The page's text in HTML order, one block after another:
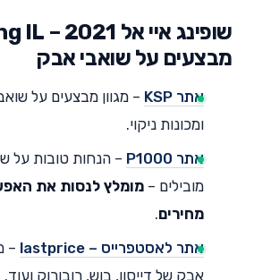
מבצעים על שואבי אבק
אתר KSP
– מגוון מבצעים על
ומכונות ניקוי.
אתר P1000
– הנחות טובות על
מובילים – מומלץ לנסות את
מחירים.
אתר לאסטפרייס – lastprice
–
אבק של דייסון, בוש, רובורוק ועוד.